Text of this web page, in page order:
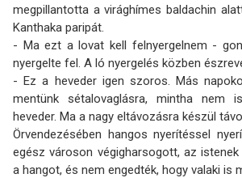
megpillantotta a virághímes baldachin
Kanthaka paripát.
- Ma ezt a lovat kell felnyergelnem -
nyergelte fel. A ló nyergelés közben
- Ez a heveder igen szoros. Más
mentünk sétalovaglásra, mintha nem
heveder. Ma a nagy eltávozásra készül
Örvendezésében hangos nyerítéssel
egész városon végigharsogott, az
a hangot, és nem engedték, hogy valaki is